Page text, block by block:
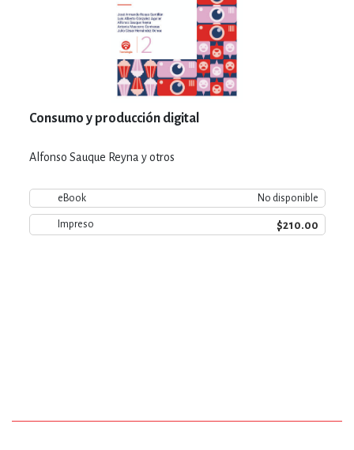
Consumo y producción digital
Alfonso Sauque Reyna y otros
eBook No disponible
Impreso $210.00